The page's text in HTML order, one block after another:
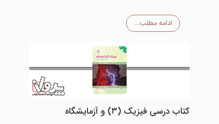
ادامه مطلب...
کتاب درسی فیزیک (۳) و آزمایشگاه